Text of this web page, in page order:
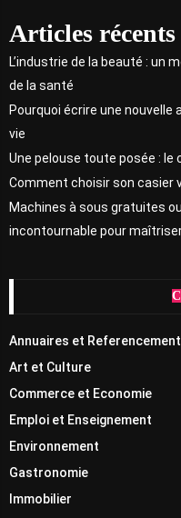
Articles récents
L’industrie de la beauté : un
de la santé
Pourquoi écrire une
vie
Une pelouse toute posée :
Comment choisir son casier
Machines à sous gratuites
incontournable pour
Annuaires et Referencement
Art et Culture
Commerce et Economie
Emploi et Enseignement
Environnement
Gastronomie
Immobilier